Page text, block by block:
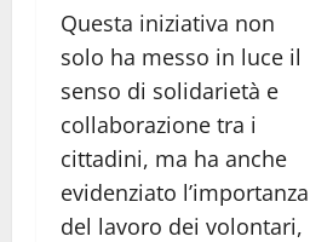
Questa iniziativa non
solo ha messo in luce il
senso di solidarietà e
collaborazione tra i
cittadini, ma ha anche
evidenziato l’importanza
del lavoro dei volontari,